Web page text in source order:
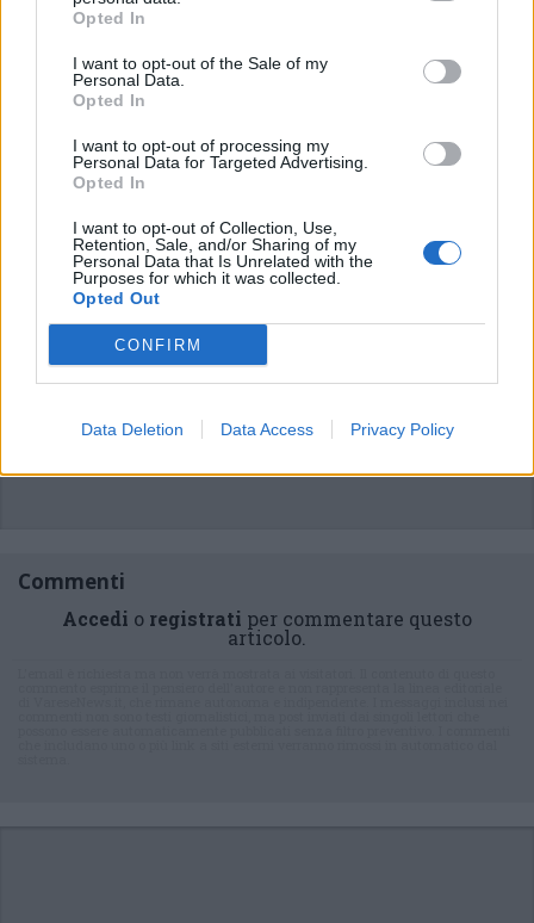
Opted In
I want to opt-out of the Sale of my
Personal Data.
Opted In
I want to opt-out of processing my
Personal Data for Targeted Advertising.
Opted In
I want to opt-out of Collection, Use,
Retention, Sale, and/or Sharing of my
Personal Data that Is Unrelated with the
Purposes for which it was collected.
Opted Out
CONFIRM
Data Deletion Data Access Privacy Policy
ADV
Commenti
Accedi o registrati per commentare questo
articolo.